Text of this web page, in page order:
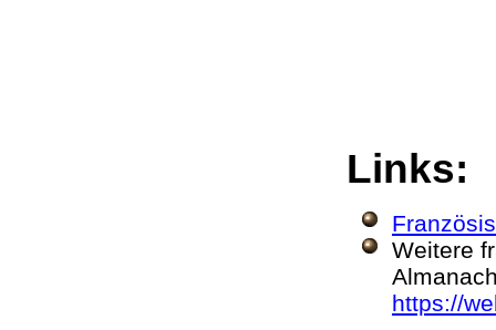
Links:
Weitere
https://